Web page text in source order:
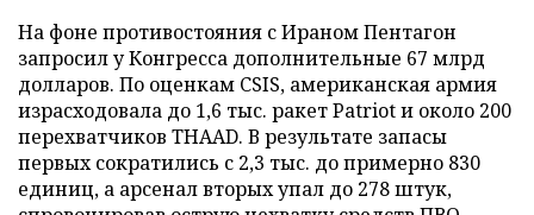
На фоне противостояния с Ираном Пентагон
запросил у Конгресса дополнительные 67 млрд
долларов. По оценкам CSIS, американская армия
израсходовала до 1,6 тыс. ракет Patriot и около 200
перехватчиков THAAD. В результате запасы
первых сократились с 2,3 тыс. до примерно 830
единиц, а арсенал вторых упал до 278 штук,